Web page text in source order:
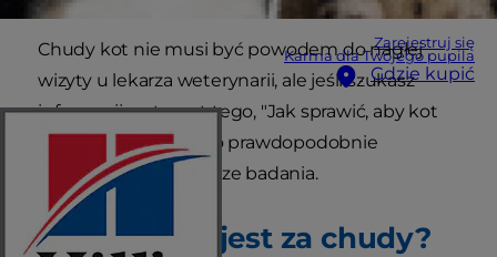
Zarejestruj się
Karma dla Twojego pupila
Gdzie kupić
Chudy kot nie musi być powodem do nagłej
wizyty u lekarza weterynarii, ale jeśli szukasz
informacji na temat tego, "Jak sprawić, aby kot
przybrał na wadze," to prawdopodobnie
nadszedł czas na dalsze badania.
Czy mój kot jest za chudy?